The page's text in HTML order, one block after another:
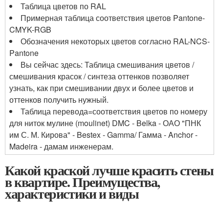
Таблица цветов по RAL
Примерная таблица соответствия цветов Pantone-
CMYK-RGB
Обозначения некоторых цветов согласно RAL-NCS-
Pantone
Вы сейчас здесь: Таблица смешивания цветов /
смешивания красок / синтеза оттенков позволяет
узнать, как при смешивании двух и более цветов и
оттенков получить нужный.
Таблица перевода=соответствия цветов по номеру
для ниток мулине (moulinet) DMC - Belka - ОАО "ПНК
им С. М. Кирова" - Bestex - Gamma/ Гамма - Anchor -
Madeira - дамам инженерам.
Какой краской лучше красить стены
в квартире. Преимущества,
характеристики и виды